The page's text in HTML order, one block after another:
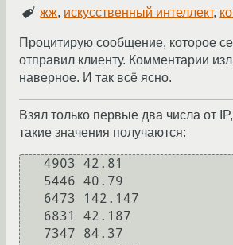
жж, искусственный интеллект,
Процитирую сообщение, которое
отправил клиенту. Комментарии
наверное. И так всё ясно.
Взял только первые два числа от
такие значения получаются: